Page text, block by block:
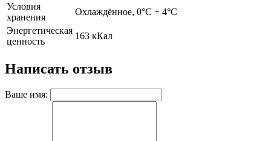
Условия
хранения
Охлаждённое, 0°С + 4°С
Энергетическая
ценность
163 кКал
Написать отзыв
Ваше имя: